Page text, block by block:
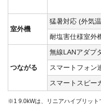
室外機
猛暑対応 (外気
耐塩害仕様室外
つながる
無線LANアダプ
スマートフォン
スマートスピー
※1 9.0kWは、リニアハイブリット